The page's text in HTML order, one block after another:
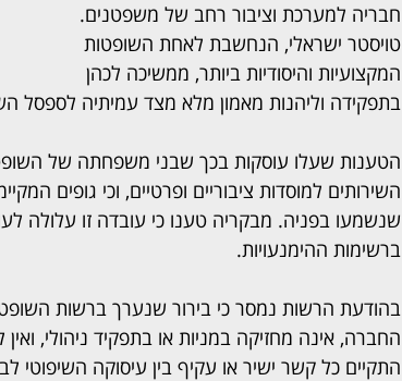
חבריה למערכת וציבור רחב של משפטנים.
טויסטר ישראלי, הנחשבת לאחת השופטות
המקצועיות והיסודיות ביותר, ממשיכה לכהן
בתפקידה וליהנות מאמון מלא מצד עמיתיה לספסל
הטענות שעלו עוסקות בכך שבני משפחתה של
השירותים למוסדות ציבוריים ופרטיים, וכי גופים
שנשמעו בפניה. מבקריה טענו כי עובדה זו עלולה
ברשימות ההימנעויות.
בהודעת הרשות נמסר כי בירור שנערך ברשות
החברה, אינה מחזיקה במניות או בתפקיד ניהולי,
התקיים כל קשר ישיר או עקיף בין עיסוקה השיפוטי